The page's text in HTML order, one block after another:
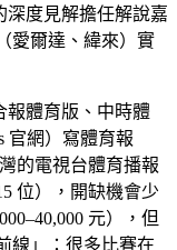
深度見解擔任解說嘉
愛爾達、緯來）實
報體育版、中時體
官網）寫體育報
的電視台體育播報
位），開缺機會少
元），但
線」：很多比賽在